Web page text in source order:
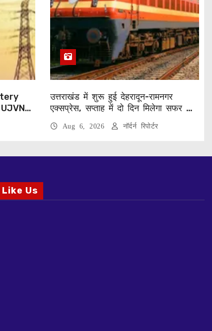
उत्तराखंड में शुरू हुई देहरादून-रामनगर
एक्सप्रेस, सप्ताह में दो दिन मिलेगा सफर का
Aug 6, 2026 नॉर्दर्न रिपोर्टर
Like Us